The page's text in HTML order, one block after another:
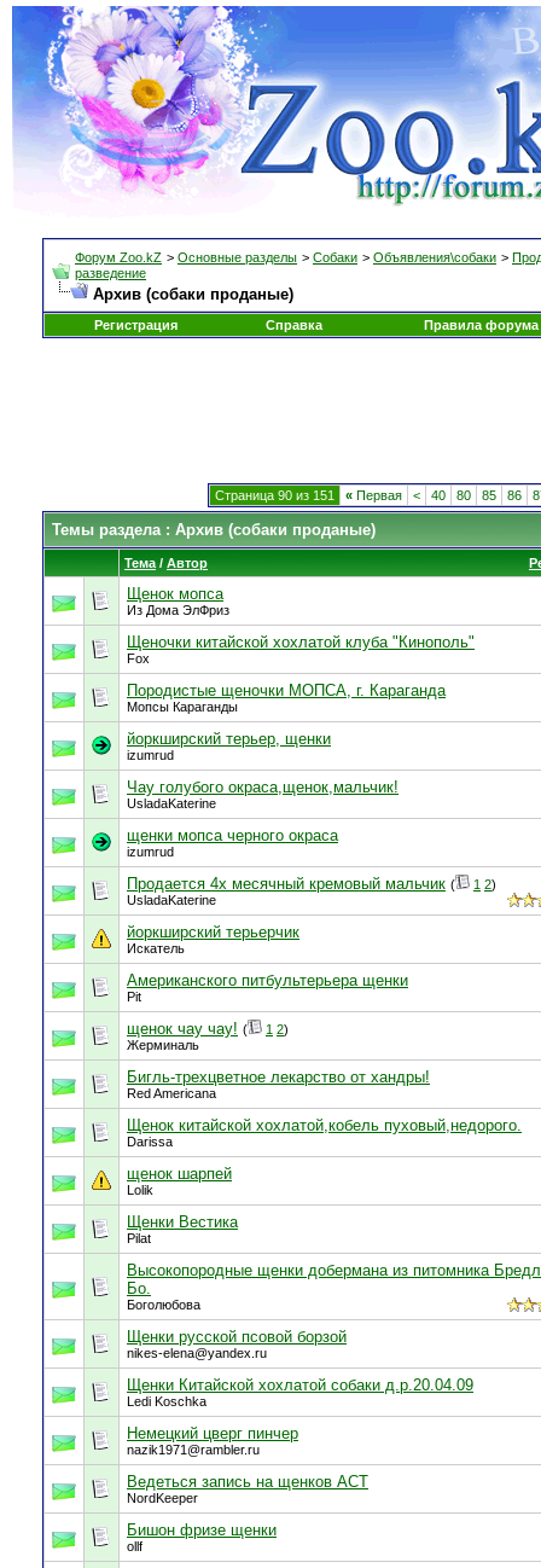
Форум Zoo.kZ > Основные разделы > Собаки > Объявления\собаки >
разведение
Архив (собаки проданые)
Регистрация Справка Правила форума
Страница 90 из 151 « Первая < 40 80 85 86
Темы раздела: Архив (собаки проданые)
Тема / Автор
Щенок мопса
Из Дома ЭлФриз
Щеночки китайской хохлатой клуба "Кинополь"
Fox
Породистые щеночки МОПСА, г. Караганда
Мопсы Караганды
йоркширский терьер, щенки
izumrud
Чау голубого окраса,щенок,мальчик!
UsladaKaterine
щенки мопса черного окраса
izumrud
Продается 4х месячный кремовый мальчик ( 1 2)
UsladaKaterine
йоркширский терьерчик
Искатель
Американского питбультерьера щенки
Pit
щенок чау чау! ( 1 2)
Жерминаль
Бигль-трехцветное лекарство от хандры!
Red Americana
Щенок китайской хохлатой,кобель пуховый,недорого.
Darissa
щенок шарпей
Lolik
Щенки Вестика
Pilat
Высокопородные щенки добермана из питомника
Бо.
Боголюбова
Щенки русской псовой борзой
nikes-elena@yandex.ru
Щенки Китайской хохлатой собаки д.р.20.04.09
Ledi Koschka
Немецкий цверг пинчер
nazik1971@rambler.ru
Ведеться запись на щенков АСТ
NordKeeper
Бишон фризе щенки
ollf